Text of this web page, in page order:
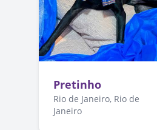
Pretinho
Rio de Janeiro, Rio de
Janeiro